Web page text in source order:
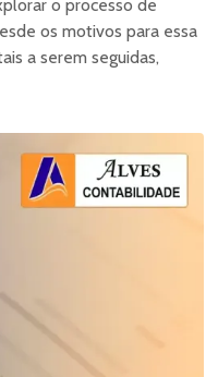
o processo de
os motivos para essa
a serem seguidas,